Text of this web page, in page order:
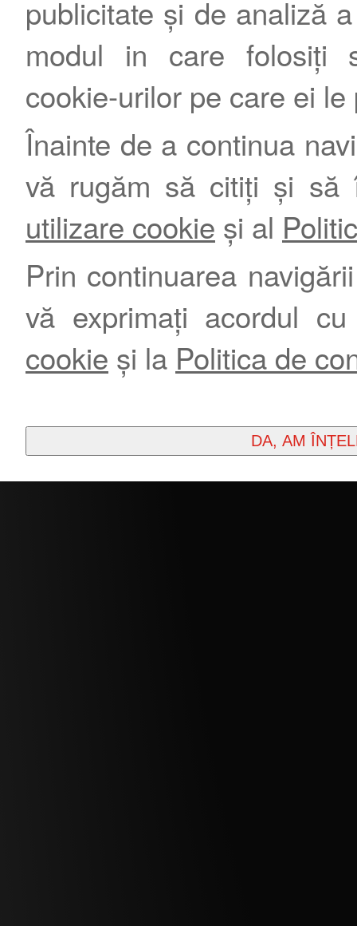
publicitate și de analiză
modul in care folosiți
cookie-urilor pe care ei le
Înainte de a continua
vă rugăm să citiți și să
utilizare cookie și al
Prin continuarea
vă exprimați acordul
cookie și la Politica de